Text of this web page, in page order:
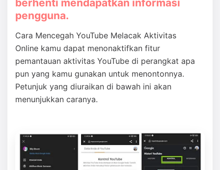
berhenti mendapatkan informasi
pengguna.
Cara Mencegah YouTube Melacak Aktivitas
Online kamu dapat menonaktifkan fitur
pemantauan aktivitas YouTube di perangkat apa
pun yang kamu gunakan untuk menontonnya.
Petunjuk yang diuraikan di bawah ini akan
menunjukkan caranya.